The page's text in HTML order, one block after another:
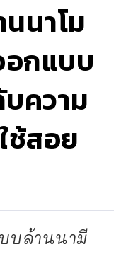
นาโม
อกแบบ
ความ
ช้สอย
บล้านนามี